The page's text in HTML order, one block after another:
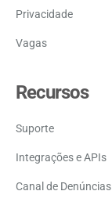
Privacidade
Vagas
Recursos
Suporte
Canal de Denúncias
Integrações e APIs